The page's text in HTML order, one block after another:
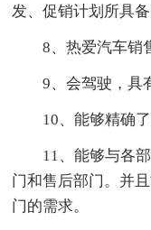
发、促销计划所具备
8、热爱汽车销
9、会驾驶，具
10、能够精确
11、能够与各
门和售后部门。并
门的需求。